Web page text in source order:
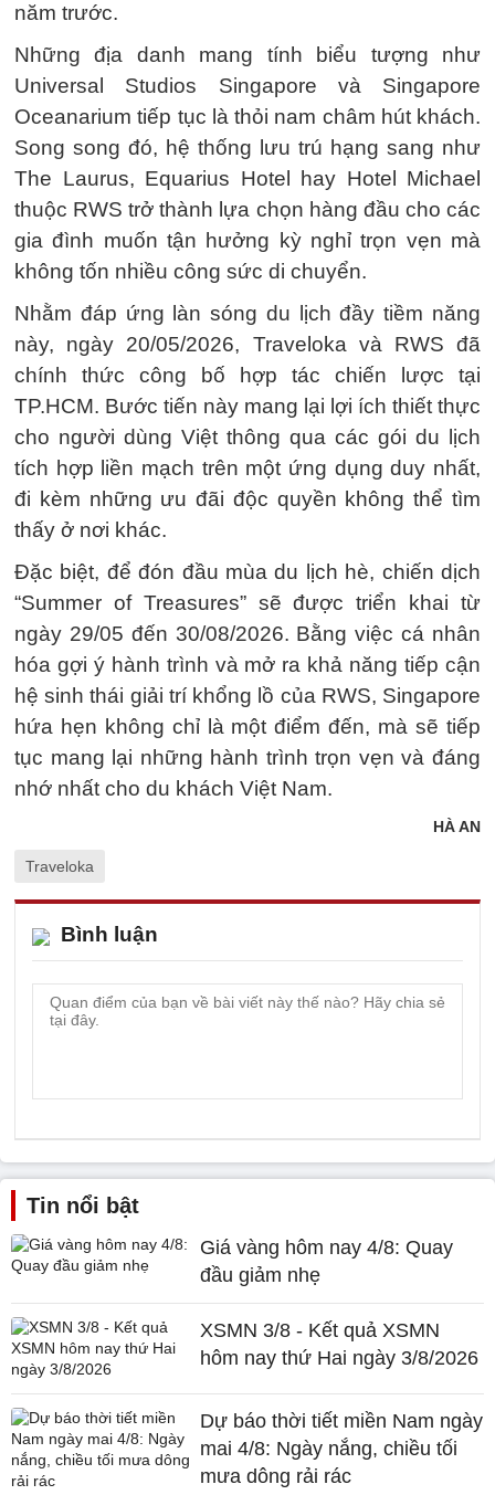
năm trước.
Những địa danh mang tính biểu tượng như
Universal Studios Singapore và Singapore
Oceanarium tiếp tục là thỏi nam châm hút khách.
Song song đó, hệ thống lưu trú hạng sang như
The Laurus, Equarius Hotel hay Hotel Michael
thuộc RWS trở thành lựa chọn hàng đầu cho các
gia đình muốn tận hưởng kỳ nghỉ trọn vẹn mà
không tốn nhiều công sức di chuyển.
Nhằm đáp ứng làn sóng du lịch đầy tiềm năng
này, ngày 20/05/2026, Traveloka và RWS đã
chính thức công bố hợp tác chiến lược tại
TP.HCM. Bước tiến này mang lại lợi ích thiết thực
cho người dùng Việt thông qua các gói du lịch
tích hợp liền mạch trên một ứng dụng duy nhất,
đi kèm những ưu đãi độc quyền không thể tìm
thấy ở nơi khác.
Đặc biệt, để đón đầu mùa du lịch hè, chiến dịch
“Summer of Treasures” sẽ được triển khai từ
ngày 29/05 đến 30/08/2026. Bằng việc cá nhân
hóa gợi ý hành trình và mở ra khả năng tiếp cận
hệ sinh thái giải trí khổng lồ của RWS, Singapore
hứa hẹn không chỉ là một điểm đến, mà sẽ tiếp
tục mang lại những hành trình trọn vẹn và đáng
nhớ nhất cho du khách Việt Nam.
HÀ AN
Traveloka
Bình luận
Tin nổi bật
Giá vàng hôm nay 4/8: Quay
đầu giảm nhẹ
XSMN 3/8 - Kết quả XSMN
hôm nay thứ Hai ngày 3/8/2026
Dự báo thời tiết miền Nam ngày
mai 4/8: Ngày nắng, chiều tối
mưa dông rải rác